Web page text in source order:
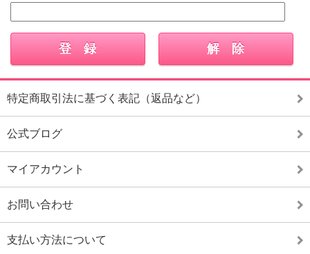
特定商取引法に基づく表記（返品など）
公式ブログ
マイアカウント
お問い合わせ
支払い方法について